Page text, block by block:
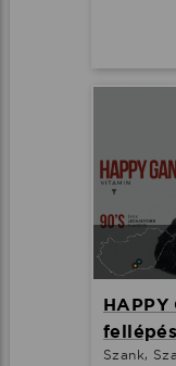
HAPPY
fellépés
Szank,